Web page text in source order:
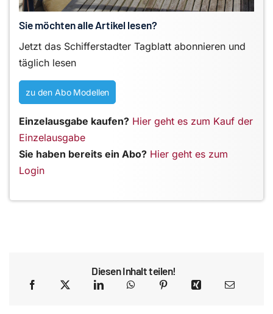
Sie möchten alle Artikel lesen?
Jetzt das Schifferstadter Tagblatt abonnieren und
täglich lesen
zu den Abo Modellen
Einzelausgabe kaufen? Hier geht es zum Kauf der
Einzelausgabe
Sie haben bereits ein Abo? Hier geht es zum
Login
Diesen Inhalt teilen!